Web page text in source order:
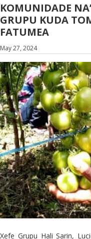
KOMUNIDADE
GRUPU KUDA
FATUMEA
May 27, 2024
Xefe Grupu Hali Sarin,